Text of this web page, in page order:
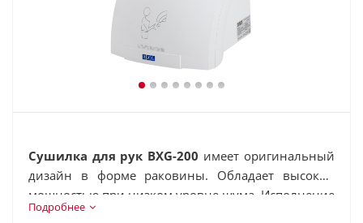
Сушилка для рук BXG-200 имеет оригинальный
дизайн в форме раковины. Обладает высокой
мощностью при низком уровне шума. Исполнение
в классическом белом цвете. Хорошо впишется в
Подробнее